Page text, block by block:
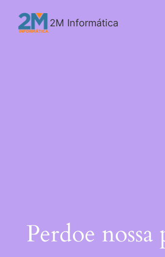
2M Informática
Perdoe